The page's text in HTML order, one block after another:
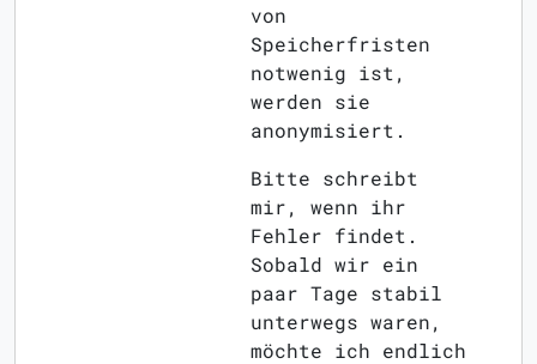
von
Speicherfristen
notwenig ist,
werden sie
anonymisiert.
Bitte schreibt
mir, wenn ihr
Fehler findet.
Sobald wir ein
paar Tage stabil
unterwegs waren,
möchte ich endlich